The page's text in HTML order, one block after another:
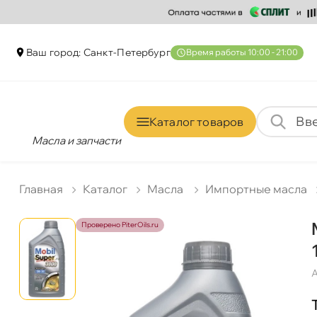
аш город: Санкт-Петербур ремя работы 10:00 - 21:00
Масла и запчасти
Каталог товаро
Главная Катало Масла Импортные масла
Проверено PiterOils.ru